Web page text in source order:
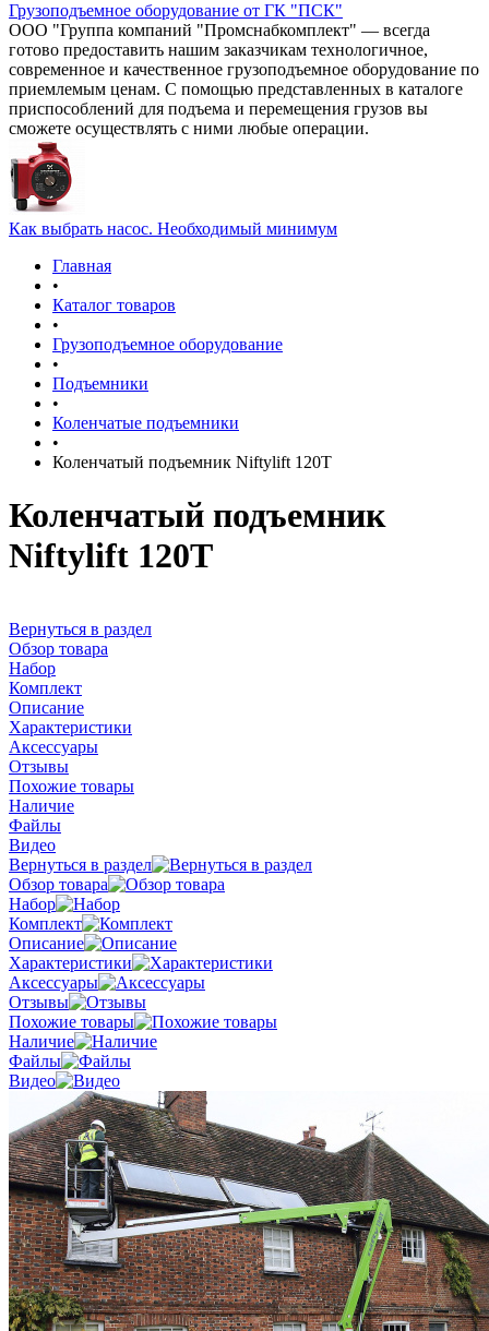
Грузоподъемное оборудование от ГК "ПСК"
ООО "Группа компаний "Промснабкомплект" — всегда
готово предоставить нашим заказчикам технологичное,
современное и качественное грузоподъемное оборудование по
приемлемым ценам. С помощью представленных в каталоге
приспособлений для подъема и перемещения грузов вы
сможете осуществлять с ними любые операции.
Как выбрать насос. Необходимый минимум
Главная
•
Каталог товаров
•
Грузоподъемное оборудование
•
Подъемники
•
Коленчатые подъемники
•
Коленчатый подъемник Niftylift 120T
Коленчатый подъемник
Niftylift 120T
Вернуться в раздел
Обзор товара
Набор
Комплект
Описание
Характеристики
Аксессуары
Отзывы
Похожие товары
Наличие
Файлы
Видео
Вернуться в раздел
Обзор товара
Набор
Комплект
Описание
Характеристики
Аксессуары
Отзывы
Похожие товары
Наличие
Файлы
Видео